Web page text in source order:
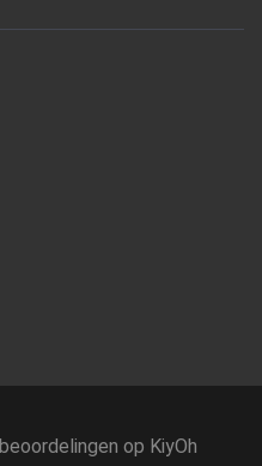
beoordelingen op KiyOh